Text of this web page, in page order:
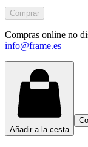
Comprar
Compras online no
info@frame.es
Añadir a la cesta